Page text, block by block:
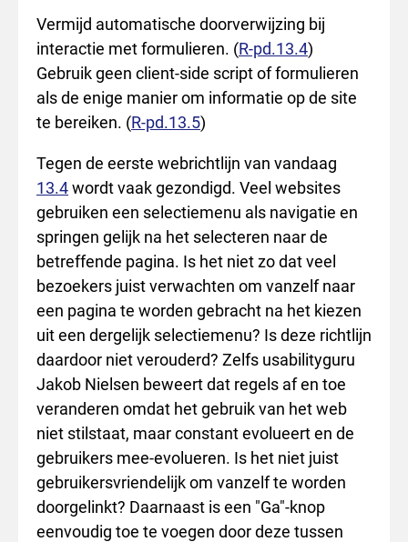
Vermijd automatische doorverwijzing bij
interactie met formulieren. (R-pd.13.4)
Gebruik geen client-side script of formulieren
als de enige manier om informatie op de site
te bereiken. (R-pd.13.5)
Tegen de eerste webrichtlijn van vandaag
13.4wordt vaak gezondigd. Veel websites
gebruiken een selectiemenu als navigatie en
springen gelijk na het selecteren naar de
betreffende pagina. Is het niet zo dat veel
bezoekers juist verwachten om vanzelf naar
een pagina te worden gebracht na het kiezen
uit een dergelijk selectiemenu? Is deze richtlijn
daardoor niet verouderd? Zelfs usabilityguru
Jakob Nielsen beweert dat regels af en toe
veranderen omdat het gebruik van het web
niet stilstaat, maar constant evolueert en de
gebruikers mee-evolueren. Is het niet juist
gebruikersvriendelijk om vanzelf te worden
doorgelinkt? Daarnaast is een "Ga"-knop
eenvoudig toe te voegen door deze tussen